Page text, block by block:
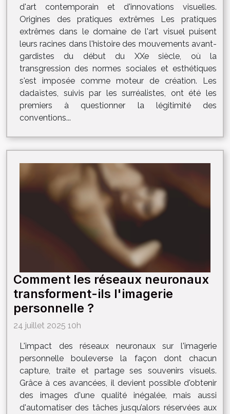
d'art contemporain et d'innovations visuelles.
Origines des pratiques extrêmes Les pratiques
extrêmes dans le domaine de l'art visuel puisent
leurs racines dans l'histoire des mouvements avant-
gardistes du début du XXe siècle, où la
transgression des normes sociales et esthétiques
s'est imposée comme moteur de création. Les
dadaïstes, suivis par les surréalistes, ont été les
premiers à questionner la légitimité des
conventions...
Comment les réseaux neuronaux
transforment-ils l'imagerie
personnelle ?
24 juillet 2025 10h
L'impact des réseaux neuronaux sur l'imagerie
personnelle bouleverse la façon dont chacun
capture, traite et partage ses souvenirs visuels.
Grâce à ces avancées, il devient possible d'obtenir
des images d'une qualité inégalée, mais aussi
d'automatiser des tâches jusqu’alors réservées aux